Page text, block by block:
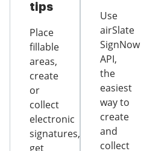
tips
Place
fillable
areas,
create
or
collect
electronic
signatures,
get
Use
airSlate
SignNow
API,
the
easiest
way to
create
and
collect